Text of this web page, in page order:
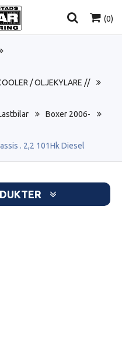
(0)
/ OLJEKYLARE //
Boxer 2006-
. 2,2 101Hk Diesel